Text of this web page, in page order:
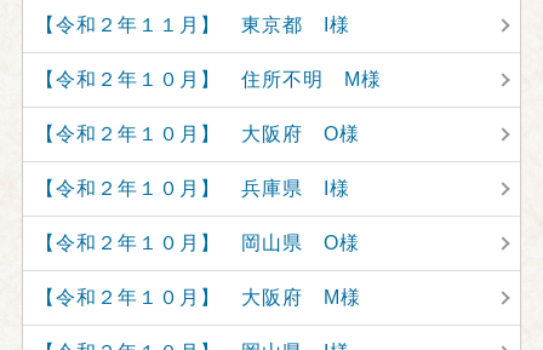
【令和２年１１月】 東京都 I様
【令和２年１０月】 住所不明 M様
【令和２年１０月】 大阪府 O様
【令和２年１０月】 兵庫県 I様
【令和２年１０月】 岡山県 O様
【令和２年１０月】 大阪府 M様